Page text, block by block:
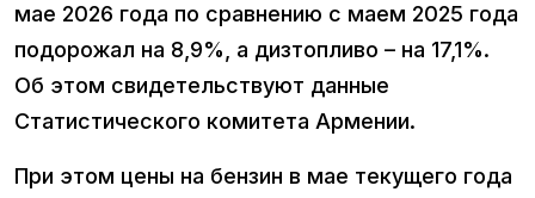
мае 2026 года по сравнению с маем 2025 года
подорожал на 8,9%, а дизтопливо – на 17,1%.
Об этом свидетельствуют данные
Статистического комитета Армении.
При этом цены на бензин в мае текущего года